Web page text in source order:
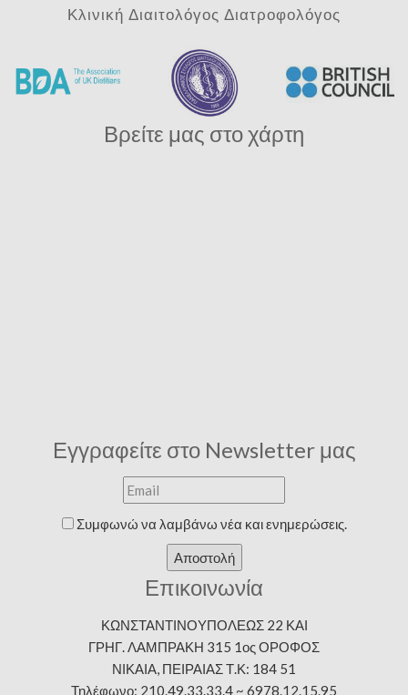
Κλινική Διαιτολόγος Διατροφολόγος
Βρείτε μας στο χάρτη
Εγγραφείτε στο Newsletter μας
Συμφωνώ να λαμβάνω νέα και ενημερώσεις.
Αποστολή
Επικοινωνία
ΚΩΝΣΤΑΝΤΙΝΟΥΠΟΛΕΩΣ 22 ΚΑΙ
ΓΡΗΓ. ΛΑΜΠΡΑΚΗ 315 1ος ΟΡΟΦΟΣ
ΝΙΚΑΙΑ, ΠΕΙΡΑΙΑΣ Τ.Κ: 184 51
Τηλέφωνο: 210.49.33.33.4 ~ 6978.12.15.95